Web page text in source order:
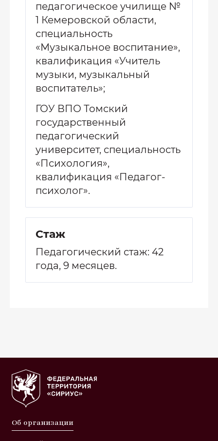
педагогическое училище №
1 Кемеровской области,
специальность
«Музыкальное воспитание»,
квалификация «Учитель
музыки, музыкальный
воспитатель»;
ГОУ ВПО Томский
государственный
педагогический
университет, специальность
«Психология»,
квалификация «Педагог-
психолог».
Стаж
Педагогический стаж: 42
года, 9 месяцев.
Об организации